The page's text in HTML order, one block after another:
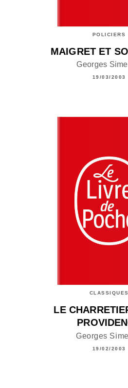
POLICIERS
MAIGRET ET
Georges
19/03/2003
CLASSIQUES
LE
Georges
19/02/2003